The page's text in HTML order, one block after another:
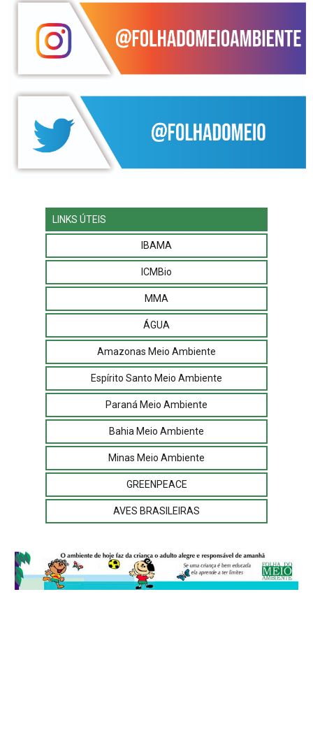
LINKS ÚTEIS
IBAMA
ICMBio
MMA
ÁGUA
Amazonas Meio Ambiente
Espírito Santo Meio Ambiente
Paraná Meio Ambiente
Bahia Meio Ambiente
Minas Meio Ambiente
GREENPEACE
AVES BRASILEIRAS